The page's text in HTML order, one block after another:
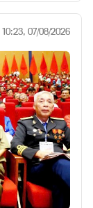
10:23, 07/08/2026